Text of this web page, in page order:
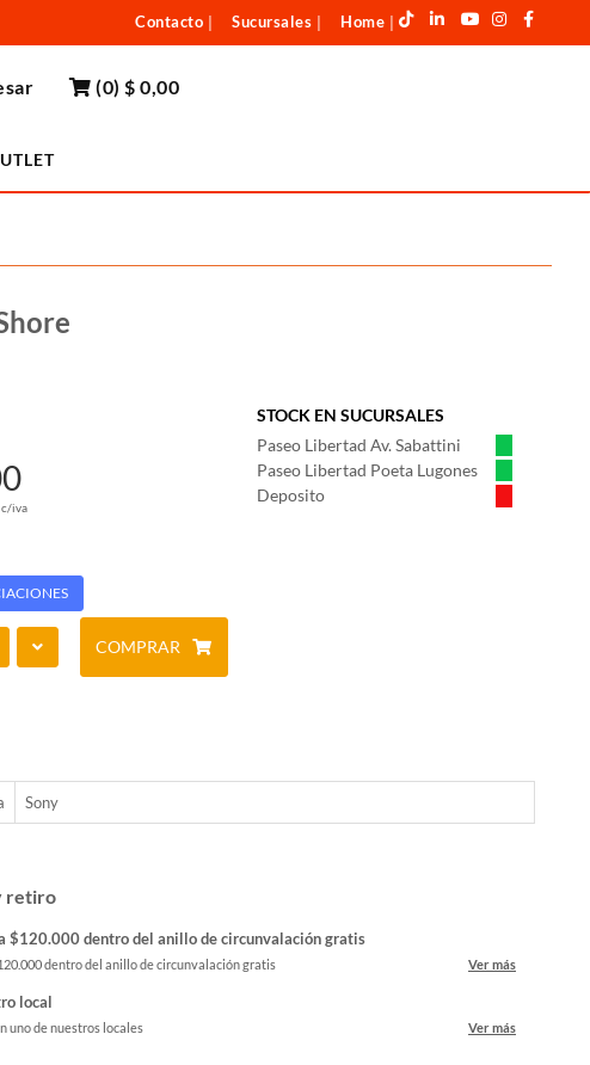
Contacto Sucursales Home
(0)$ 0,00
STOCK EN SUCURSALES
Paseo Libertad Av. Sabattini
Paseo Libertad Poeta Lugones
Deposito
c/iva
COMPRAR
Sony
retiro
$120.000 dentro del anillo de circunvalación gratis
dentro del anillo de circunvalación gratis Ver más
local
uno de nuestros locales Ver más